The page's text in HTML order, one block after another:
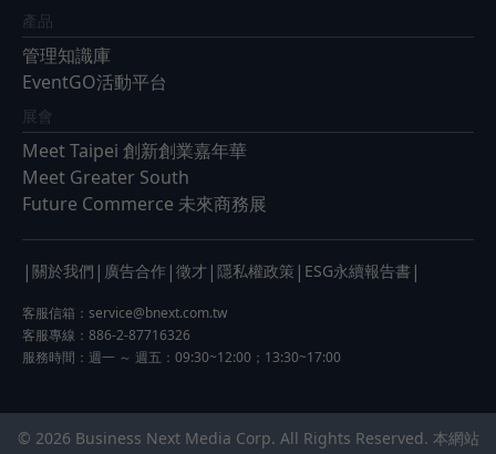
產品
管理知識庫
EventGO活動平台
展會
Meet Taipei 創新創業嘉年華
Meet Greater South
Future Commerce 未來商務展
| 關於我們 | 廣告合作 | 徵才 | 隱私權政策 | ESG永續報告書 |
客服信箱： service@bnext.com.tw
客服專線：886-2-87716326
服務時間：週一 ～ 週五：09:30~12:00；13:30~17:00
© 2026 Business Next Media Corp. All Rights Reserved. 本網站